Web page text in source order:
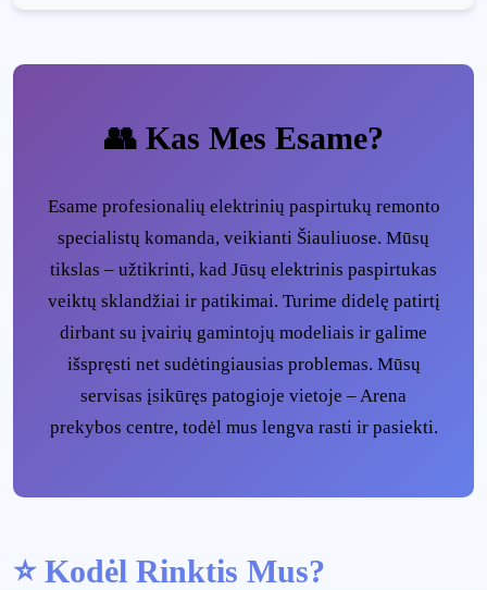
👥 Kas Mes Esame?
Esame profesionalių elektrinių paspirtukų remonto
specialistų komanda, veikianti Šiauliuose. Mūsų
tikslas – užtikrinti, kad Jūsų elektrinis paspirtukas
veiktų sklandžiai ir patikimai. Turime didelę patirtį
dirbant su įvairių gamintojų modeliais ir galime
išspręsti net sudėtingiausias problemas. Mūsų
servisas įsikūręs patogioje vietoje – Arena
prekybos centre, todėl mus lengva rasti ir pasiekti.
⭐ Kodėl Rinktis Mus?